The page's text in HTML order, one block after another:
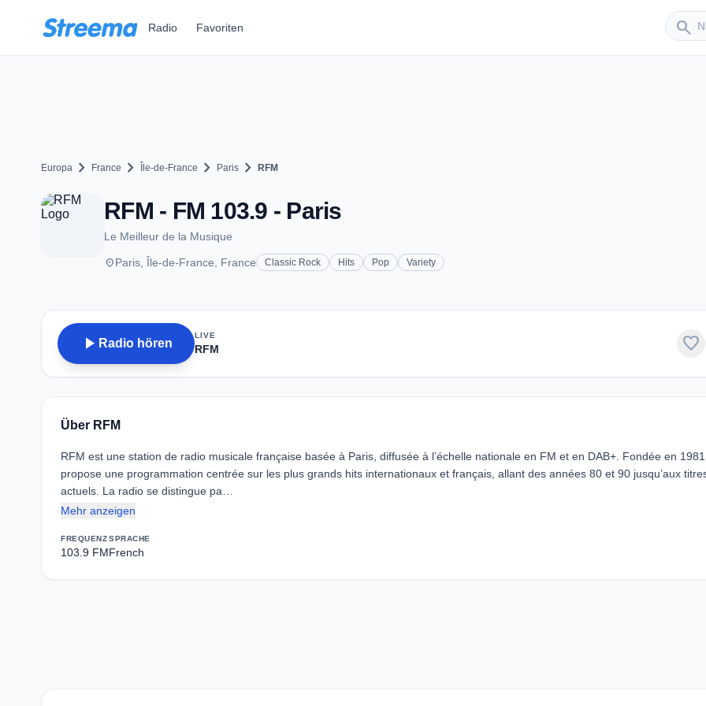
Radio Favoriten search
Sender
Europa chevron_right France chevron_right Île-de-France chevron_right Paris chevron_right RFM
RFM - FM 103.9 - Paris
Le Meilleur de la Musique
placeParis, Île-de-France, France Classic Rock Hits Pop Variety
play_arrow Radio hören
LIVE
RFM favorite
Über RFM
RFM est une station de radio musicale française basée à Paris, diffusée à l’échelle nationale en FM et en DAB+. Fondée en
propose une programmation centrée sur les plus grands hits internationaux et français, allant des années 80 et 90 jusqu’aux
actuels. La radio se distingue pa…
Mehr anzeigen
FREQUENZ
103.9 FM
SPRACHE
French